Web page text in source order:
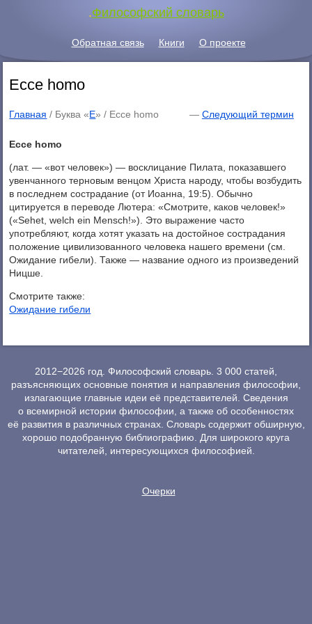
.Философский словарь
Обратная связь Книги О проекте
Ecce homo
Главная / Буква «E» / Ecce homo — Следующий термин
Ecce homo
(лат. — «вот человек») — восклицание Пилата, показавшего
увенчанного терновым венцом Христа народу, чтобы возбудить
в последнем сострадание (от Иоанна, 19:5). Обычно
цитируется в переводе Лютера: «Смотрите, каков человек!»
(«Sehet, welch ein Mensch!»). Это выражение часто
употребляют, когда хотят указать на достойное сострадания
положение цивилизованного человека нашего времени (см.
Ожидание гибели). Также — название одного из произведений
Ницше.
Смотрите также:
Ожидание гибели
2012−2026 год. Философский словарь. 3 000 статей,
разъясняющих основные понятия и направления философии,
излагающие главные идеи её представителей. Сведения
о всемирной истории философии, а также об особенностях
её развития в различных странах. Словарь содержит обширную,
хорошо подобранную библиографию. Для широкого круга
читателей, интересующихся философией.
Очерки